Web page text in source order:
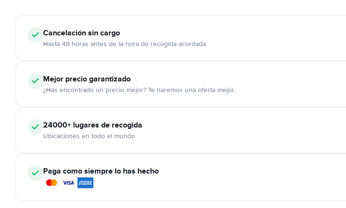
Cancelaciónsin cargo
Hasta 48 horas antes de la hora de recogida acordada
Mejor precio garantizado
¿Has encontrado un precio mejor? Te haremos una oferta mejor.
24000+ lugares de recogida
Ubicaciones en todo el mundo
Paga como siempre lo has hecho